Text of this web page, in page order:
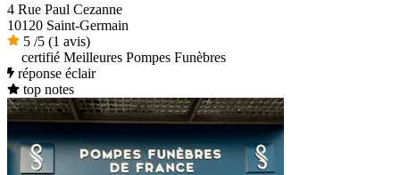
4 Rue Paul Cezanne
10120 Saint-Germain
5 /5 (1 avis)
certifié Meilleures Pompes Funèbres
réponse éclair
top notes